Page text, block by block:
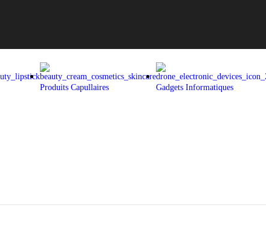
Produits Capullaires Gadgets Informatiques